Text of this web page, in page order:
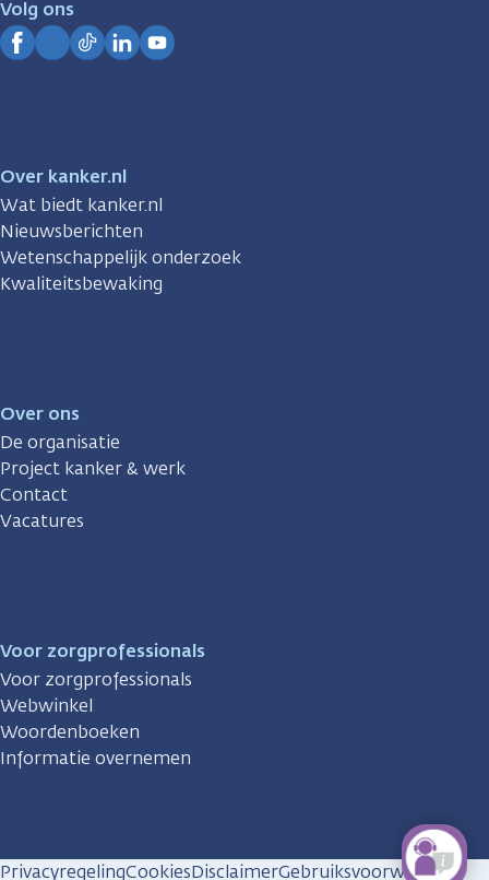
Volg ons
Over kanker.nl
Wat biedt kanker.nl
Nieuwsberichten
Wetenschappelijk onderzoek
Kwaliteitsbewaking
Over ons
De organisatie
Project kanker & werk
Contact
Vacatures
Voor zorgprofessionals
Voor zorgprofessionals
Webwinkel
Woordenboeken
Informatie overnemen
PrivacyregelingCookiesDisclaimerGebruiksvoorwaarden